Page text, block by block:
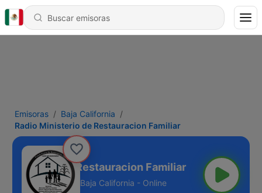
Emisoras
Baja California
Radio Ministerio de Restauracion Familiar
Ministerio de Restauracion Familiar
Baja California - Online